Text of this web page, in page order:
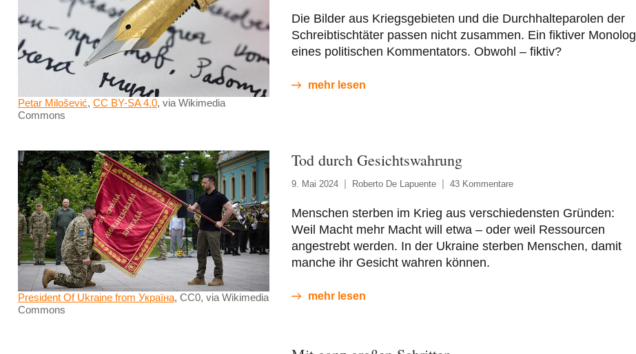
Petar Milošević, CC BY-SA 4.0, via Wikimedia
Commons
Die Bilder aus Kriegsgebieten und die Durchhalteparolen der
Schreibtischtäter passen nicht zusammen. Ein fiktiver Monolog
eines politischen Kommentators. Obwohl – fiktiv?
mehr lesen
President Of Ukraine from Україна, CC0, via Wikimedia
Commons
Tod durch Gesichtswahrung
9. Mai 2024 Roberto De Lapuente 43 Kommentare
Menschen sterben im Krieg aus verschiedensten Gründen:
Weil Macht mehr Macht will etwa – oder weil Ressourcen
angestrebt werden. In der Ukraine sterben Menschen, damit
manche ihr Gesicht wahren können.
mehr lesen